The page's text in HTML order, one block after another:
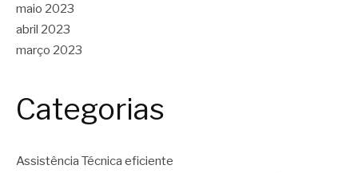
maio 2023
abril 2023
março 2023
Categorias
Assistência Técnica eficiente